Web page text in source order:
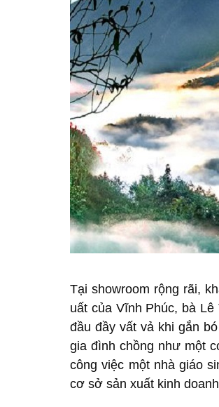
Tại showroom rộng rãi,
uất của Vĩnh Phúc, bà
đầu đầy vất vả khi gắn
gia đình chồng như một
công việc một nhà giáo
cơ sở sản xuất kinh